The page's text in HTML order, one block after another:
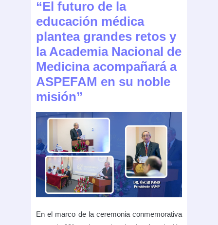
“El futuro de la
educación médica
plantea grandes retos y
la Academia Nacional de
Medicina acompañará a
ASPEFAM en su noble
misión”
En el marco de la ceremonia conmemorativa